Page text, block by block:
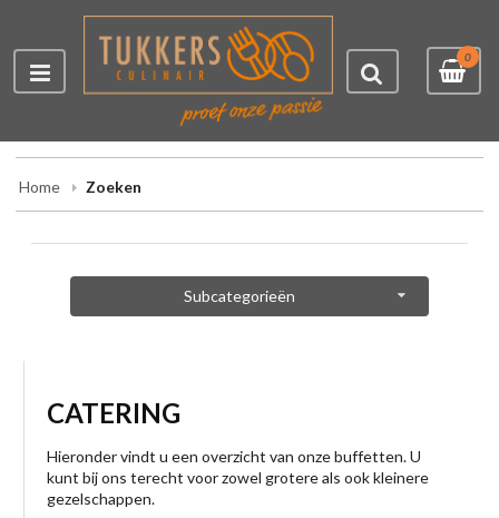
0
Home Zoeken
Subcategorieën
CATERING
Hieronder vindt u een overzicht van onze buffetten. U
kunt bij ons terecht voor zowel grotere als ook kleinere
gezelschappen.